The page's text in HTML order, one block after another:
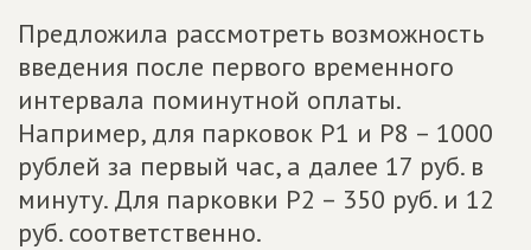
Предложила рассмотреть возможность
введения после первого временного
интервала поминутной оплаты.
Например, для парковок Р1 и Р8 – 1000
рублей за первый час, а далее 17 руб. в
минуту. Для парковки Р2 – 350 руб. и 12
руб. соответственно.